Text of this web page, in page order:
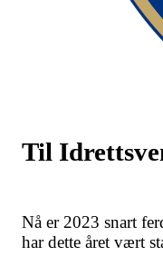
Til
Nå er 2023 snart
har dette året vært